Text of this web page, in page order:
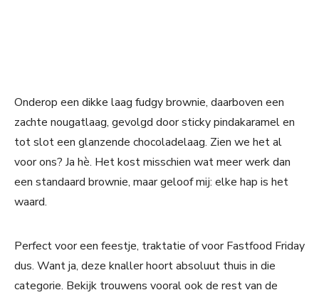
Onderop een dikke laag fudgy brownie, daarboven een
zachte nougatlaag, gevolgd door sticky pindakaramel en
tot slot een glanzende chocoladelaag. Zien we het al
voor ons? Ja hè. Het kost misschien wat meer werk dan
een standaard brownie, maar geloof mij: elke hap is het
waard.
Perfect voor een feestje, traktatie of voor Fastfood Friday
dus. Want ja, deze knaller hoort absoluut thuis in die
categorie. Bekijk trouwens vooral ook de rest van de